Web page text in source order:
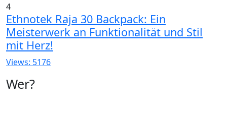
4
Ethnotek Raja 30 Backpack: Ein
Meisterwerk an Funktionalität und Stil
mit Herz!
Views: 5176
Wer?